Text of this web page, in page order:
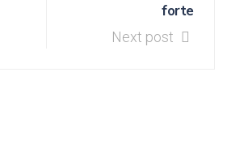
forte
Next post